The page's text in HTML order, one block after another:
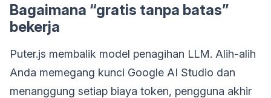
Bagaimana “gratis tanpa batas”
bekerja
Puter.js membalik model penagihan LLM. Alih-alih
Anda memegang kunci Google AI Studio dan
menanggung setiap biaya token, pengguna akhir